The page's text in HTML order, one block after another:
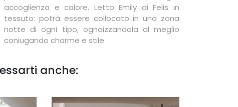
accoglienza e calore. Letto Emily di Felis in
tessuto: potrà essere collocato in una zona
notte di ogni tipo, ognaizzandola al meglio
coniugando charme e stile.
anche: